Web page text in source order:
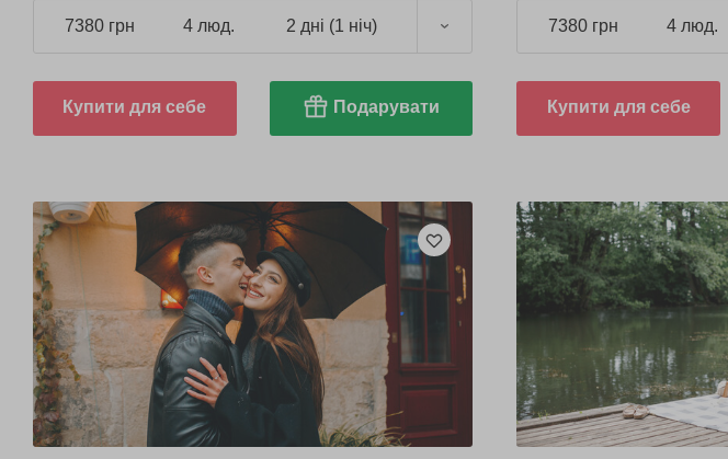
7380 грн 4 люд. 2 дні (1 ніч)
Купити для себе Подарувати
7380 грн 4 люд.
Купити для себе